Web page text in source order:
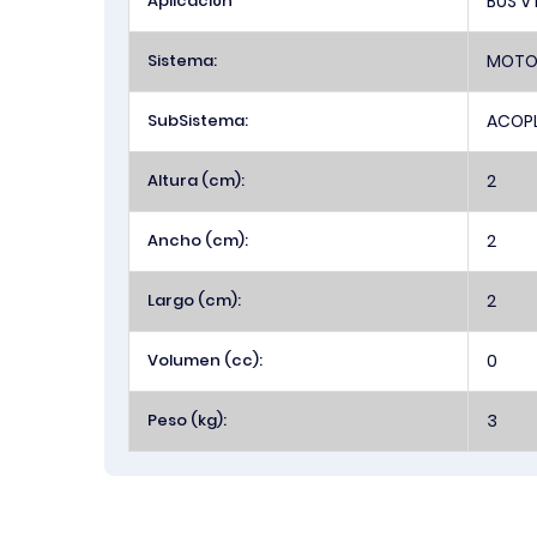
Sistema:
SubSistema:
Altura (cm): 2
Ancho (cm): 2
Largo (cm): 2
Volumen (cc): 0
Peso (kg): 3